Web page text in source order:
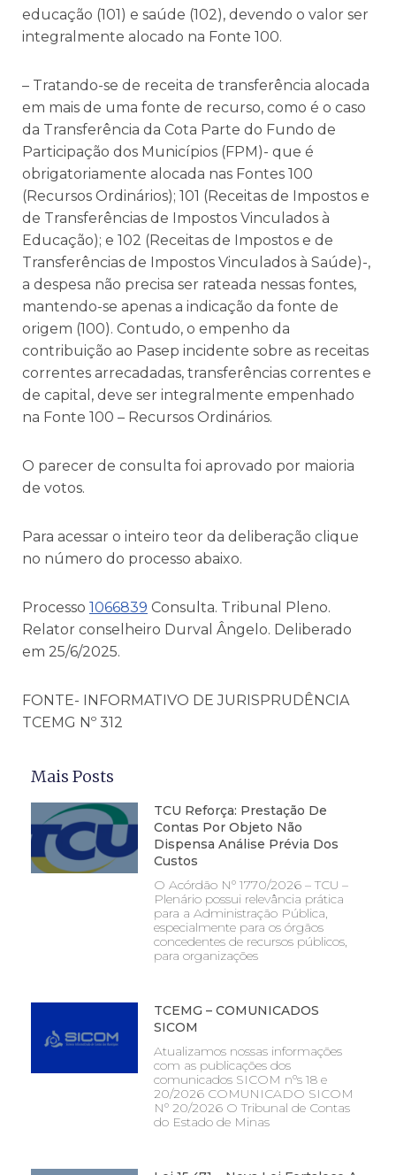
educação (101) e saúde (102), devendo o valor ser
integralmente alocado na Fonte 100.
– Tratando-se de receita de transferência alocada
em mais de uma fonte de recurso, como é o caso
da Transferência da Cota Parte do Fundo de
Participação dos Municípios (FPM)- que é
obrigatoriamente alocada nas Fontes 100
(Recursos Ordinários); 101 (Receitas de Impostos e
de Transferências de Impostos Vinculados à
Educação); e 102 (Receitas de Impostos e de
Transferências de Impostos Vinculados à Saúde)-,
a despesa não precisa ser rateada nessas fontes,
mantendo-se apenas a indicação da fonte de
origem (100). Contudo, o empenho da
contribuição ao Pasep incidente sobre as receitas
correntes arrecadadas, transferências correntes e
de capital, deve ser integralmente empenhado
na Fonte 100 – Recursos Ordinários.
O parecer de consulta foi aprovado por maioria
de votos.
Para acessar o inteiro teor da deliberação clique
no número do processo abaixo.
Processo 1066839 Consulta. Tribunal Pleno.
Relator conselheiro Durval Ângelo. Deliberado
em 25/6/2025.
FONTE- INFORMATIVO DE JURISPRUDÊNCIA
TCEMG Nº 312
Mais Posts
TCU Reforça: Prestação De
Contas Por Objeto Não
Dispensa Análise Prévia Dos
Custos
O Acórdão Nº 1770/2026 – TCU –
Plenário possui relevância prática
para a Administração Pública,
especialmente para os órgãos
concedentes de recursos públicos,
para organizações
TCEMG – COMUNICADOS
SICOM
Atualizamos nossas informações
com as publicações dos
comunicados SICOM nºs 18 e
20/2026 COMUNICADO SICOM
Nº 20/2026 O Tribunal de Contas
do Estado de Minas